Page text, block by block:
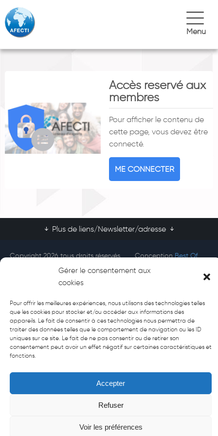
Gérer le consentement aux
cookies
Pour offrir les meilleures expériences, nous utilisons des technologies telles
que les cookies pour stocker et/ou accéder aux informations des
appareils. Le fait de consentir à ces technologies nous permettra de
traiter des données telles que le comportement de navigation ou les ID
uniques sur ce site. Le fait de ne pas consentir ou de retirer son
consentement peut avoir un effet négatif sur certaines caractéristiques et
fonctions.
Accepter
Refuser
Voir les préférences
Menu
Accès reservé aux
membres
Pour afficher le contenu de
cette page, vous devez être
connecté.
ME CONNECTER
Plus de liens/Newsletter/adresse
Copyright 2026 tous droits réservés
ConceptionBest Of
Site